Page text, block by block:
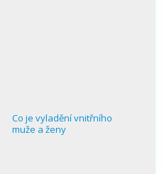
Co je vyladění vnitřního
muže a ženy